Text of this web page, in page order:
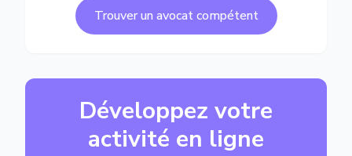
Trouver un avocat compétent
Développez votre
activité en ligne